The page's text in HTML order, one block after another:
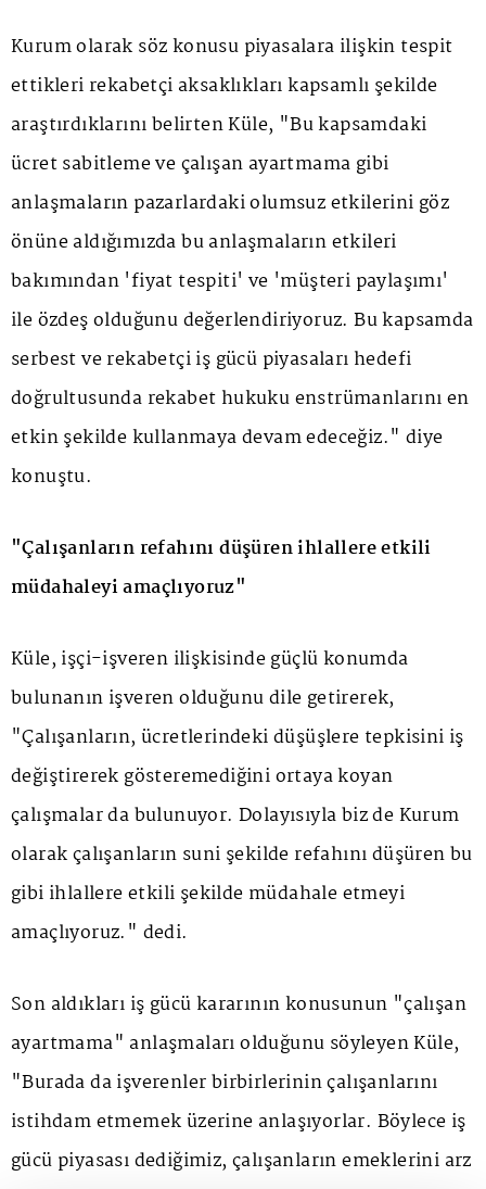
Kurum olarak söz konusu piyasalara ilişkin tespit
ettikleri rekabetçi aksaklıkları kapsamlı şekilde
araştırdıklarını belirten Küle, "Bu kapsamdaki
ücret sabitleme ve çalışan ayartmama gibi
anlaşmaların pazarlardaki olumsuz etkilerini göz
önüne aldığımızda bu anlaşmaların etkileri
bakımından 'fiyat tespiti' ve 'müşteri paylaşımı'
ile özdeş olduğunu değerlendiriyoruz. Bu kapsamda
serbest ve rekabetçi iş gücü piyasaları hedefi
doğrultusunda rekabet hukuku enstrümanlarını en
etkin şekilde kullanmaya devam edeceğiz." diye
konuştu.
"Çalışanların refahını düşüren ihlallere etkili
müdahaleyi amaçlıyoruz"
Küle, işçi-işveren ilişkisinde güçlü konumda
bulunanın işveren olduğunu dile getirerek,
"Çalışanların, ücretlerindeki düşüşlere tepkisini iş
değiştirerek gösteremediğini ortaya koyan
çalışmalar da bulunuyor. Dolayısıyla biz de Kurum
olarak çalışanların suni şekilde refahını düşüren bu
gibi ihlallere etkili şekilde müdahale etmeyi
amaçlıyoruz." dedi.
Son aldıkları iş gücü kararının konusunun "çalışan
ayartmama" anlaşmaları olduğunu söyleyen Küle,
"Burada da işverenler birbirlerinin çalışanlarını
istihdam etmemek üzerine anlaşıyorlar. Böylece iş
gücü piyasası dediğimiz, çalışanların emeklerini arz